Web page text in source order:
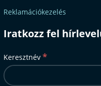
Reklamációkezelés
Iratkozz fel
Keresztnév *